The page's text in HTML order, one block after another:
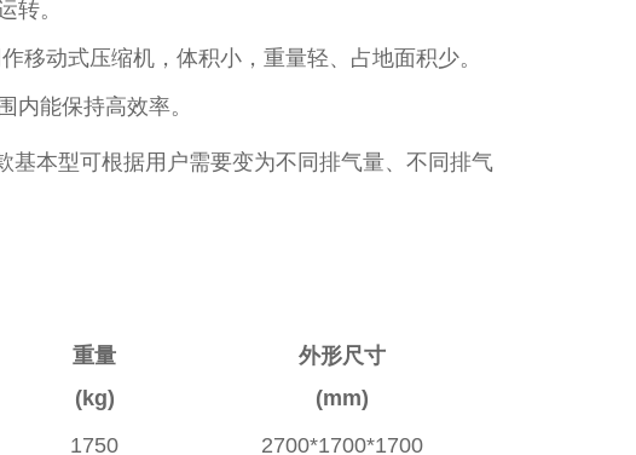
转。
移动式压缩机，体积小，重量轻、占地面积少。
内能保持高效率。
基本型可根据用户需要变为不同排气量、不同排气
重量
(kg)
外形尺寸
(mm)
1750
2700*1700*1700